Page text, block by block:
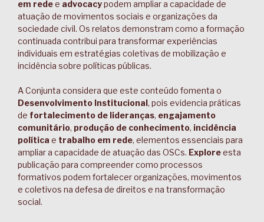
em redee advocacypodem ampliar a capacidade de
atuação de movimentos sociais e organizações da
sociedade civil. Os relatos demonstram como a formação
continuada contribui para transformar experiências
individuais em estratégias coletivas de mobilização e
incidência sobre políticas públicas.
A Conjunta considera que este conteúdo fomenta o
Desenvolvimento Institucional, pois evidencia práticas
de fortalecimento de lideranças, engajamento
comunitário, produção de conhecimento, incidência
política e trabalho em rede, elementos essenciais para
ampliar a capacidade de atuação das OSCs. Exploreesta
publicação para compreender como processos
formativos podem fortalecer organizações, movimentos
e coletivos na defesa de direitos e na transformação
social.